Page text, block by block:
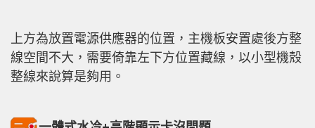
上方為放置電源供應器的位置，主機板安置處後方整
線空間不大，需要倚靠左下方位置藏線，以小型機殼
整線來說算是夠用。